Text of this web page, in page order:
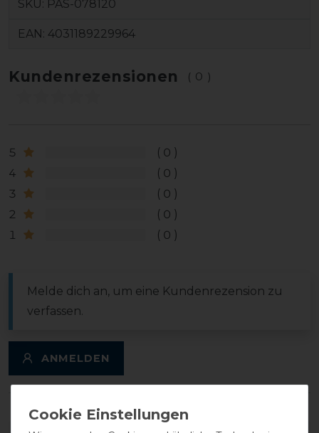
SKU: PAS-078120
EAN: 4031189229964
Kundenrezensionen (0)
5
0
4
0
3
0
2
0
1
0
Melde dich an, um eine Kundenrezension zu
verfassen.
ANMELDEN